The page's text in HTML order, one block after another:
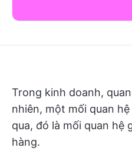
Trong kinh doanh,
nhiên, một mối quan
qua, đó là mối quan hệ
hàng.